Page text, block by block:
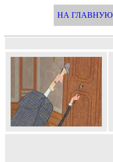
НА ГЛАВНУЮ